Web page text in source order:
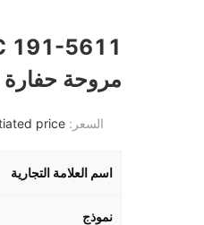
مروحة
السعر: price
اسم العلامة التجارية
نموذج